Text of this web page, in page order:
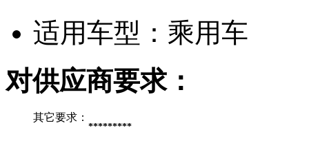
适用车型： 乘用车
对供应商要求：
其它要求：
*********